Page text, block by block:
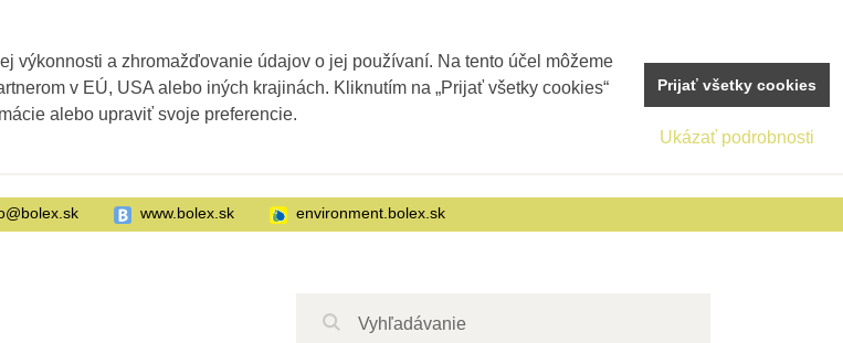
www.bolex.sk environment.bolex.sk
výkonnosti a zhromažďovanie údajov o jej používaní. Na tento účel môžeme
v EÚ, USA alebo iných krajinách. Kliknutím na „Prijať všetky cookies“
alebo upraviť svoje preferencie.
Ukázať podrobnosti
Prijať všetky cookies